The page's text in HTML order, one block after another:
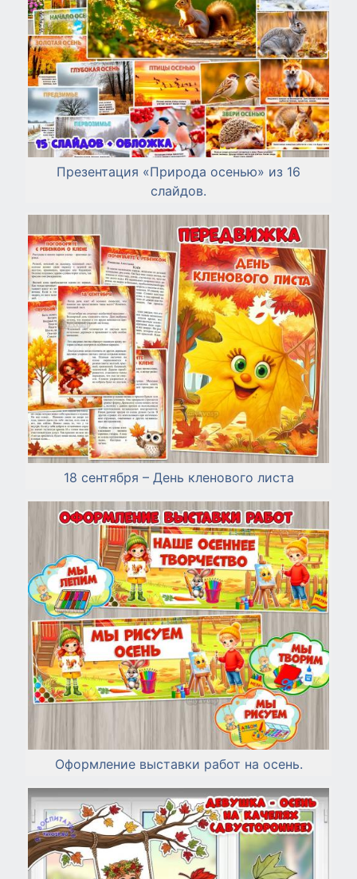
Презентация «Природа осенью» из 16
слайдов.
18 сентября – День кленового листа
Оформление выставки работ на осень.